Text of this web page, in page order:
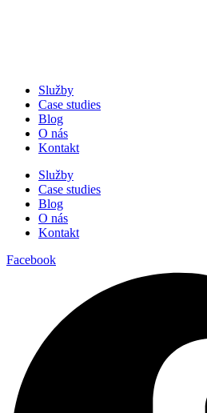
Služby
Case studies
Blog
O nás
Kontakt
Služby
Case studies
Blog
O nás
Kontakt
Facebook